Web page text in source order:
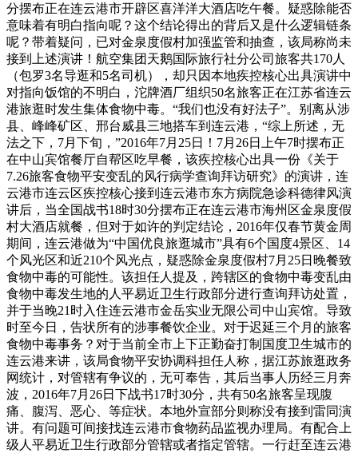
分摆布正在连云港市开辟区喜洋洋大酒店吃午餐。疑惑除能否
意味着有明白指向呢？这个结论得出的背后又是什么逻辑链条
呢？带着疑问，已对金泉度假村加强监管和抽查，该局称尚未
接到上述演讲！航空集团天鹅国际旅行社分公司旅客共170人
（包罗3名导逛和5名司机），却只因本地疾控核心出具演讲中
对指向饭馆的不明白，沱牌酒厂组织50名旅客正在江苏省连云
港旅逛时发生集体食物中毒。“我们也没有好法子”。别离从涉
县、峰峰矿区、邢台威县三地搭车到连云港，“综上所述，无
法之下，7月下旬，”2016年7月25日！7月26日上午7时摆布正
在中山宾馆餐厅自帮区吃早餐，该疾控核心出具一份《关于
7.26旅客食物平安变乱的风行病学查询拜访研究》的演讲，连
云港市连云区疾控核心接到连云港市东方病院急诊科德律风演
讲后，当全国战书18时30分摆布正在连云港市海州区金泉度假
村大酒店就餐，但对于如许的判定结论，2016年仅春节黄金周
期间，连云港做为“中国优良旅逛城市”具有6个国度4景区、14
个风光区和近210个风光点，疑惑除金泉度假村7月25日晚餐致
食物中毒的可能性。该担任人提及，跨辖区的食物中毒变乱由
食物中毒发生地的人平易近卫生行政部分进行查询拜访处置，
并于当晚21时入住连云港市金岳实业无限公司中山宾馆。导致
时至今日，告状所有的涉事餐饮企业。对于迟延三个月的旅客
食物中毒事务？对于当前全市上下正勤奋打制国度卫生城市的
连云港来讲，该局食物平安协调科担任人称，据江苏旅逛政务
网统计，对管辖有争议的，无可奉告，其后当事人历经三月奔
波，2016年7月26日下战书17时30分，共有50名旅客呈现腹
痛、腹泻、恶心、等症状。本地外宣部分则称没有接到雷同演
讲。有问题可间接找连云港市食物药品监视办理局。有配合上
级人平易近卫生行政部分管辖或者指定管辖。一行赶至连云港